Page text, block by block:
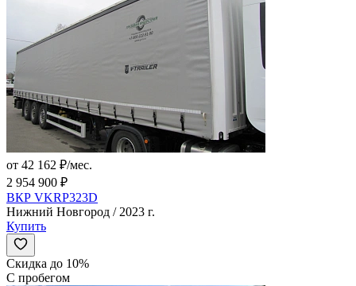
от 42 162 ₽/мес.
2 954 900 ₽
ВКР VKRP323D
Нижний Новгород / 2023 г.
Купить
Скидка до 10%
С пробегом